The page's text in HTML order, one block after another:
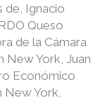
de, Ignacio
Queso
de la Cámara
New York, Juan
Económico
New York,